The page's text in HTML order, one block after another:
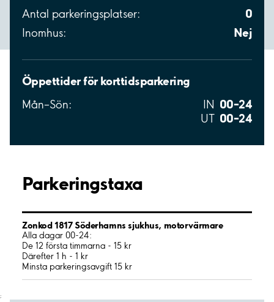
Antal parkeringsplatser: 0
Inomhus: Nej
Öppettider för korttidsparkering
Mån–Sön: IN 00–24
UT 00–24
Parkeringstaxa
Zonkod 1817 Söderhamns sjukhus, motorvärmare
Alla dagar 00-24:
De 12 första timmarna - 15 kr
Därefter 1 h - 1 kr
Minsta parkeringsavgift 15 kr
;